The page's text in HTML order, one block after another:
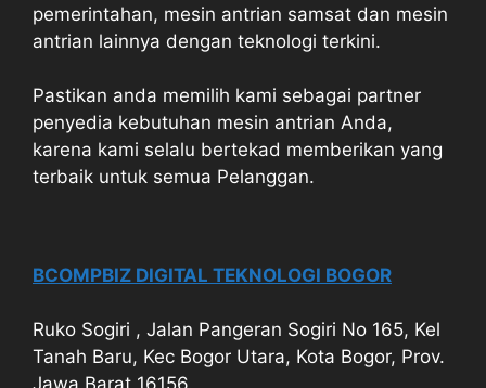
pemerintahan, mesin antrian samsat dan mesin
antrian lainnya dengan teknologi terkini.
Pastikan anda memilih kami sebagai partner
penyedia kebutuhan mesin antrian Anda,
karena kami selalu bertekad memberikan yang
terbaik untuk semua Pelanggan.
BCOMPBIZ DIGITAL TEKNOLOGI BOGOR
Ruko Sogiri , Jalan Pangeran Sogiri No 165, Kel
Tanah Baru, Kec Bogor Utara, Kota Bogor, Prov.
Jawa Barat 16156.